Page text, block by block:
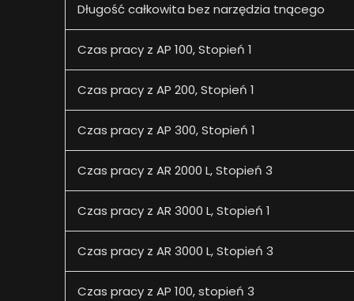
Długość całkowita bez narzędzia tnącego
Czas pracy z AP 100, Stopień 1
Czas pracy z AP 200, Stopień 1
Czas pracy z AP 300, Stopień 1
Czas pracy z AR 2000 L, Stopień 3
Czas pracy z AR 3000 L, Stopień 1
Czas pracy z AR 3000 L, Stopień 3
Czas pracy z AP 100, stopień 3